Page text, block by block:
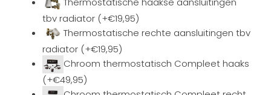
tbv radiator (+€19,95)
Thermostatische rechte aansluitingen tbv
radiator (+€19,95)
Chroom thermostatisch Compleet haaks
(+€49,95)